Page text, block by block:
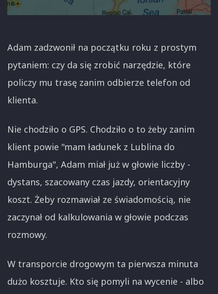
Adam zadzwonił na początku roku z prostym
pytaniem: czy da się zrobić narzędzie, które
policzy mu trasę zanim odbierze telefon od
klienta.
Nie chodziło o GPS. Chodziło o to żeby zanim
klient powie "mam ładunek z Lublina do
Hamburga", Adam miał już w głowie liczby -
dystans, szacowany czas jazdy, orientacyjny
koszt. Żeby rozmawiał ze świadomością, nie
zaczynał od kalkulowania w głowie podczas
rozmowy.
W transporcie drogowym ta pierwsza minuta
dużo kosztuje. Kto się pomyli na wycenie - albo